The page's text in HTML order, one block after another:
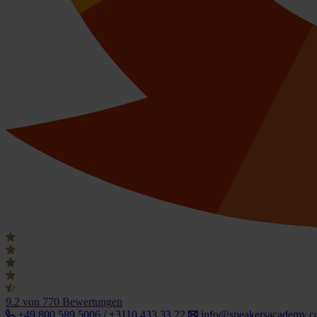
9.2 von 770 Bewertungen
+49 800 589 5006 / +3110 433 33 22